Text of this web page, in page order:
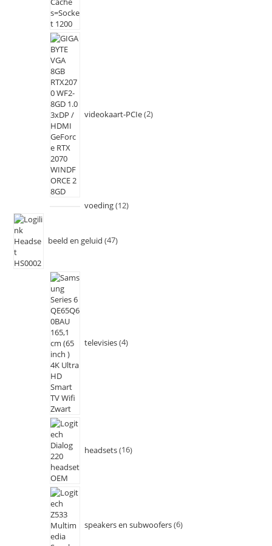
videokaart-PCIe 2
voeding 12
beeld en geluid 47
televisies 4
headsets 16
speakers en subwoofers 6